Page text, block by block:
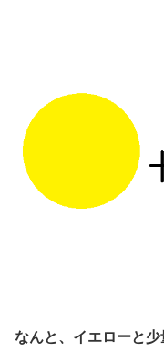
なんと、イエローと少